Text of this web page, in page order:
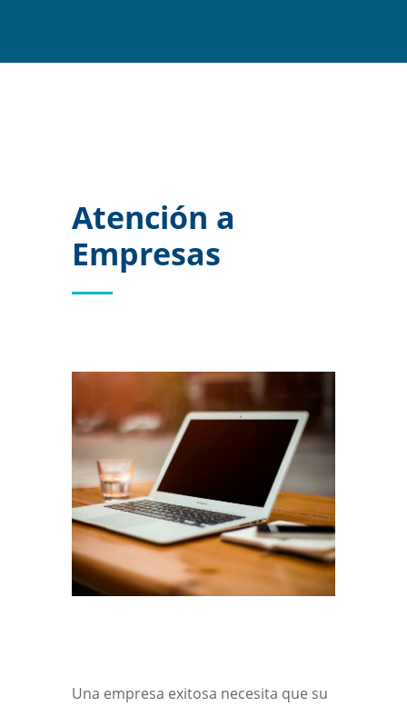
Atención a
Empresas
Una empresa exitosa necesita que su